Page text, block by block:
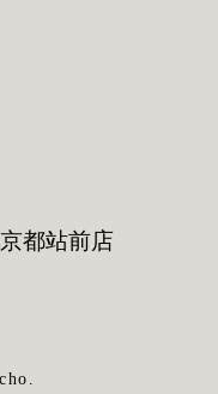
京都站前店